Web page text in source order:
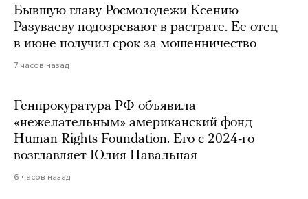
Бывшую главу Росмолодежи Ксению
Разуваеву подозревают в растрате. Ее отец
в июне получил срок за мошенничество
7 часов назад
Генпрокуратура РФ объявила
«нежелательным» американский фонд
Human Rights Foundation. Его с 2024-го
возглавляет Юлия Навальная
6 часов назад